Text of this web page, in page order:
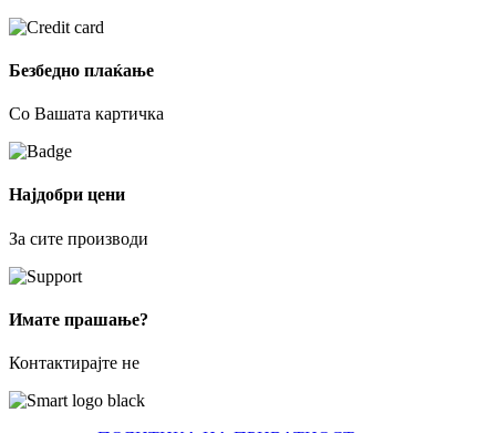
Безбедно плаќање
Со Вашата картичка
Најдобри цени
За сите производи
Имате прашање?
Контактирајте не